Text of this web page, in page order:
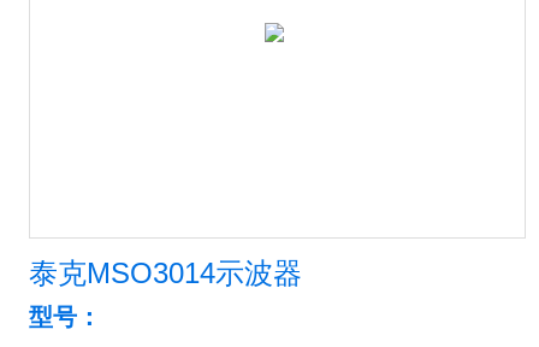
泰克MSO3014示波器
型号：